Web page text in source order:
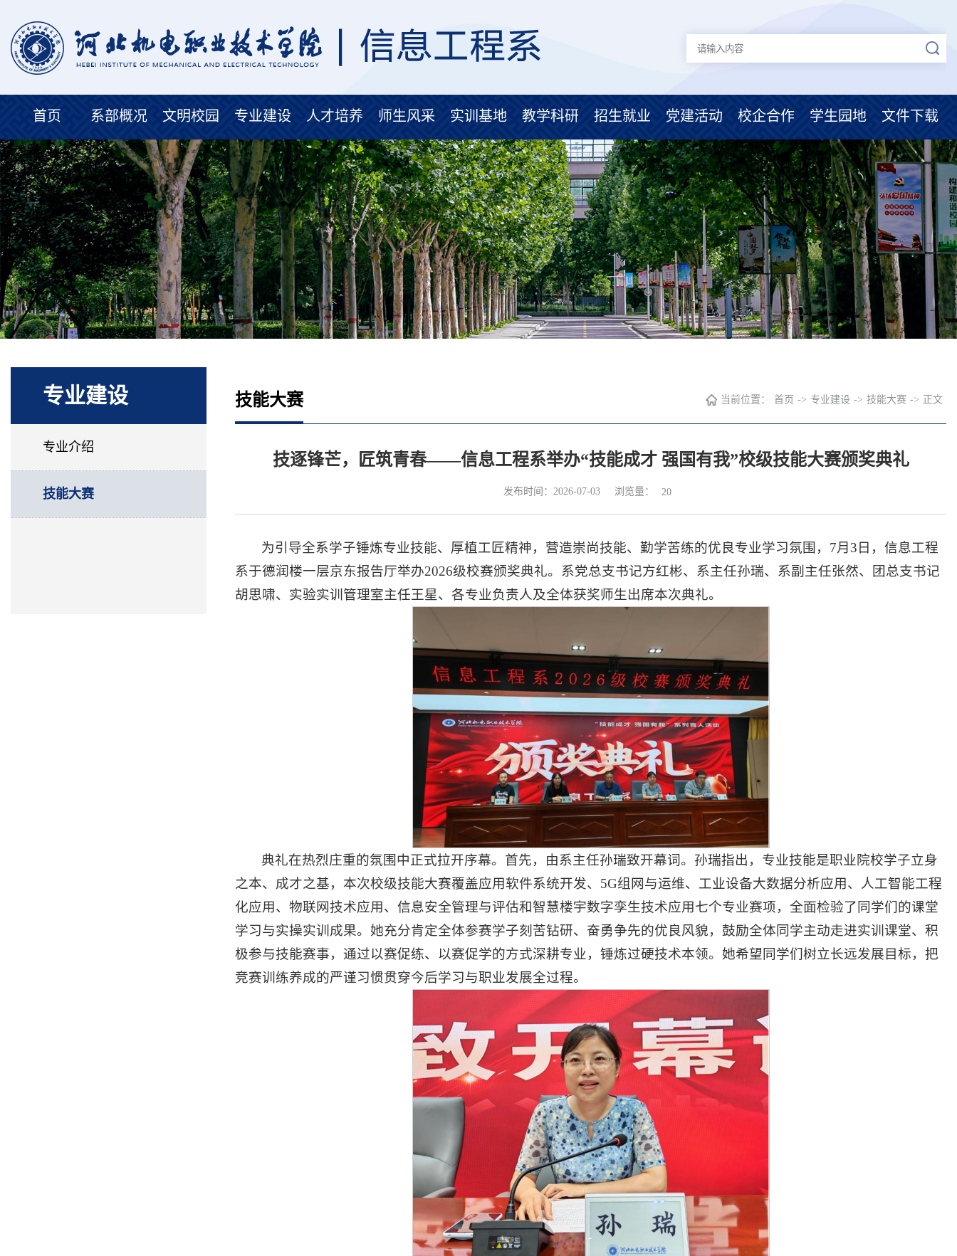
首页 系部概况 文明校园 专业建设 人才培养 师生风采 实训基地 教学科研 招生就业 党建活动 校企合作 学生园地 文件下载
专业建设
专业介绍
技能大赛
技能大赛 当前位置： 首页 -> 专业建设 -> 技能大赛 -> 正文
技逐锋芒，匠筑青春——信息工程系举办“技能成才 强国有我”校级技能大赛颁奖典礼
发布时间：2026-07-03 浏览量： 20
为引导全系学子锤炼专业技能、厚植工匠精神，营造崇尚技能、勤学苦练的优良专业学习氛围，7月3日，信息工程
系于德润楼一层京东报告厅举办2026级校赛颁奖典礼。系党总支书记方红彬、系主任孙瑞、系副主任张然、团总支书记
胡思啸、实验实训管理室主任王星、各专业负责人及全体获奖师生出席本次典礼。
典礼在热烈庄重的氛围中正式拉开序幕。首先，由系主任孙瑞致开幕词。孙瑞指出，专业技能是职业院校学子立身
之本、成才之基，本次校级技能大赛覆盖应用软件系统开发、5G组网与运维、工业设备大数据分析应用、人工智能工程
化应用、物联网技术应用、信息安全管理与评估和智慧楼宇数字孪生技术应用七个专业赛项，全面检验了同学们的课堂
学习与实操实训成果。她充分肯定全体参赛学子刻苦钻研、奋勇争先的优良风貌，鼓励全体同学主动走进实训课堂、积
极参与技能赛事，通过以赛促练、以赛促学的方式深耕专业，锤炼过硬技术本领。她希望同学们树立长远发展目标，把
竞赛训练养成的严谨习惯贯穿今后学习与职业发展全过程。